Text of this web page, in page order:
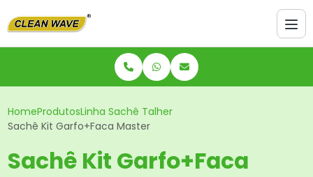
HomeProdutosLinha Sachê Talher
Sachê Kit Garfo+Faca Master
Sachê Kit Garfo+Faca